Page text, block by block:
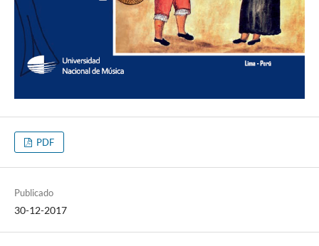
PDF
Publicado
30-12-2017